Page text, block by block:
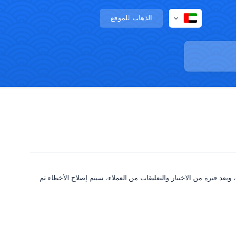
الذهاب للموقع
نظرًا لوجود بعض الأخطاء في نسخة الإصدار، يقوم مطورو المؤشرات بتسمية الإصدار باسم Beta، وبعد فترة من الاختبار والتعليقات من العملاء، سيتم إصلاح الأخطاء ثم